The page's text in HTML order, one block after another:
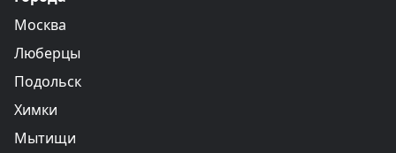
Москва
Люберцы
Подольск
Химки
Мытищи